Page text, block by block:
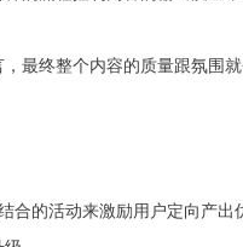
最终整个内容的质量跟氛围就
的活动来激励用户定向产